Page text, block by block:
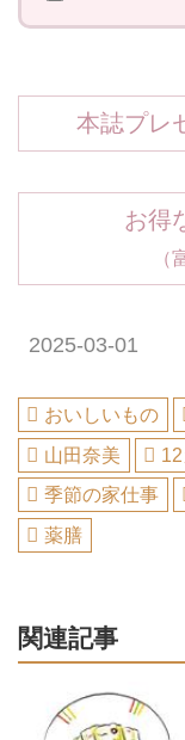
本誌プレ
お得
（
2025-03-01
おいしいもの
山田奈美
季節の家仕事
薬膳
関連記事